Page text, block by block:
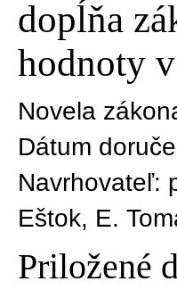
dopĺňa
hodnoty
Novela
Dátum
Navrhovateľ:
Eštok, E.
Priložené